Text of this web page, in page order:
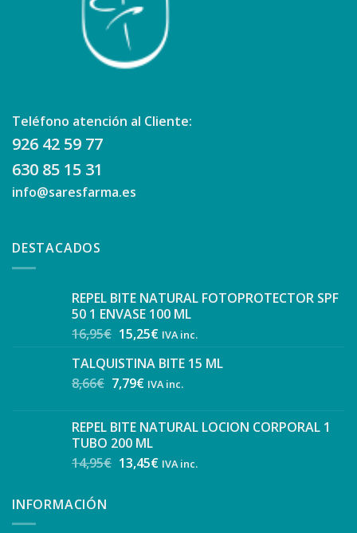
Teléfono atención al Cliente:
926 42 59 77
630 85 15 31
info@saresfarma.es
DESTACADOS
REPEL BITE NATURAL FOTOPROTECTOR SPF
50 1 ENVASE 100 ML
16,95€ 15,25€ IVA inc.
TALQUISTINA BITE 15 ML
8,66€ 7,79€ IVA inc.
REPEL BITE NATURAL LOCION CORPORAL 1
TUBO 200 ML
14,95€ 13,45€ IVA inc.
INFORMACIÓN